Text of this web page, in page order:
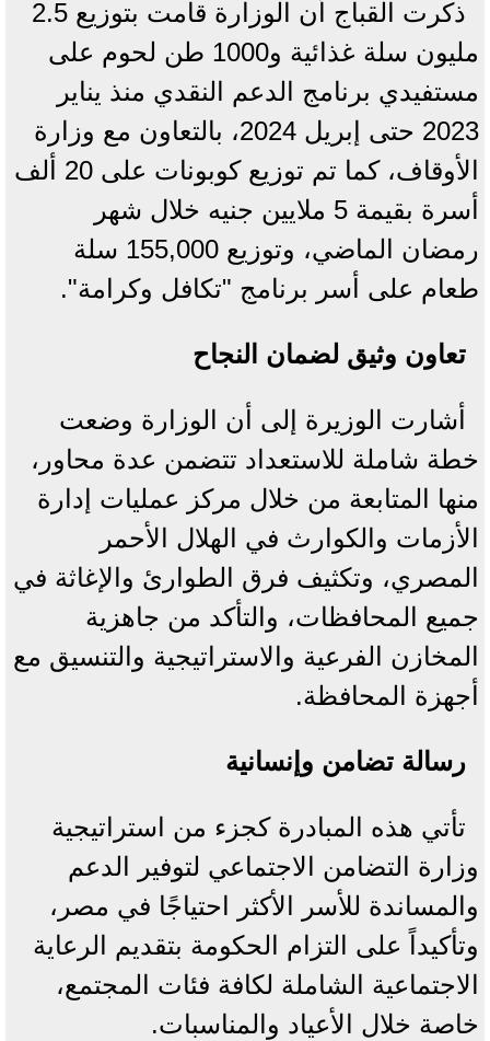
ذكرت القباج أن الوزارة قامت بتوزيع 2.5
مليون سلة غذائية و1000 طن لحوم على
مستفيدي برنامج الدعم النقدي منذ يناير
2023 حتى إبريل 2024، بالتعاون مع وزارة
الأوقاف، كما تم توزيع كوبونات على 20 ألف
أسرة بقيمة 5 ملايين جنيه خلال شهر
رمضان الماضي، وتوزيع 155,000 سلة
طعام على أسر برنامج "تكافل وكرامة".
تعاون وثيق لضمان النجاح
أشارت الوزيرة إلى أن الوزارة وضعت
خطة شاملة للاستعداد تتضمن عدة محاور،
منها المتابعة من خلال مركز عمليات إدارة
الأزمات والكوارث في الهلال الأحمر
المصري، وتكثيف فرق الطوارئ والإغاثة في
جميع المحافظات، والتأكد من جاهزية
المخازن الفرعية والاستراتيجية والتنسيق مع
أجهزة المحافظة.
رسالة تضامن وإنسانية
تأتي هذه المبادرة كجزء من استراتيجية
وزارة التضامن الاجتماعي لتوفير الدعم
والمساندة للأسر الأكثر احتياجًا في مصر،
وتأكيداً على التزام الحكومة بتقديم الرعاية
الاجتماعية الشاملة لكافة فئات المجتمع،
خاصة خلال الأعياد والمناسبات.